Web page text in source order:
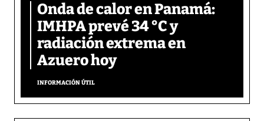
Onda de calor en Panamá:
IMHPA prevé 34 °C y
radiación extrema en
Azuero hoy
INFORMACIÓN ÚTIL